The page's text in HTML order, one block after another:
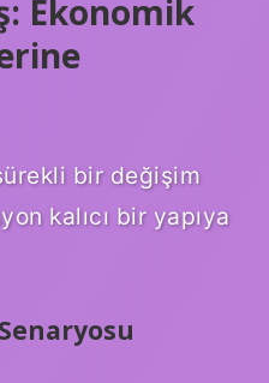
Ekonomik
bir değişim
kalıcı bir yapıya